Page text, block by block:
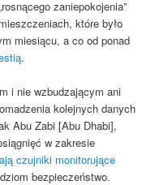
zaniepokojenia”
które było
miesiącu, a co od ponad
.
i nie wzbudzającym ani
kolejnych danych
Abu Zabi [Abu Dhabi],
w zakresie
czujniki monitorujące
bezpieczeństwo.